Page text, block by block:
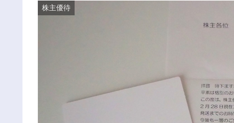
株主優待